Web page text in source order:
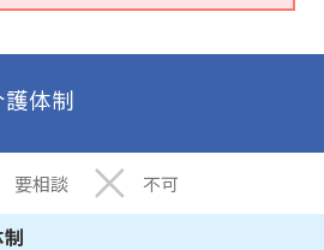
体制
要相談 不可